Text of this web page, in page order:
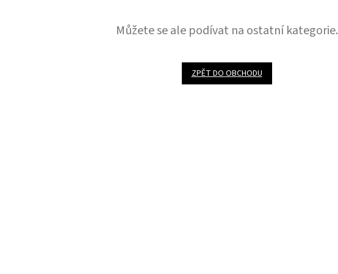
Můžete se ale podívat na ostatní kategorie.
ZPĚT DO OBCHODU